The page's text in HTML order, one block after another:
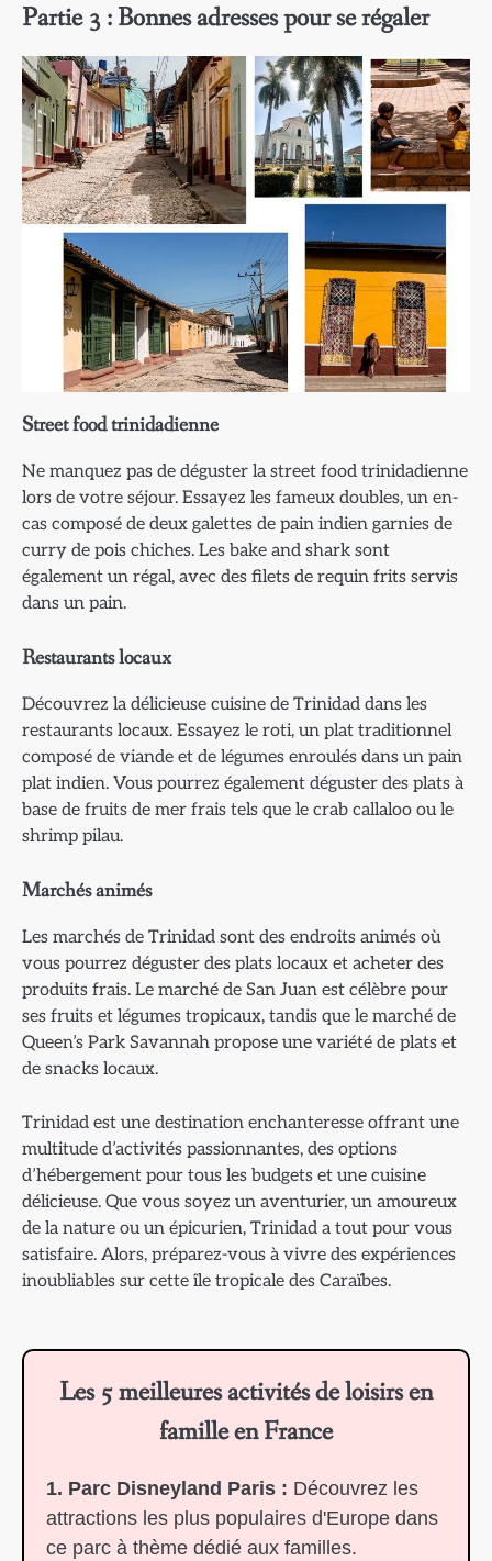
Partie 3 : Bonnes adresses pour se régaler
Street food trinidadienne
Ne manquez pas de déguster la street food trinidadienne
lors de votre séjour. Essayez les fameux doubles, un en-
cas composé de deux galettes de pain indien garnies de
curry de pois chiches. Les bake and shark sont
également un régal, avec des filets de requin frits servis
dans un pain.
Restaurants locaux
Découvrez la délicieuse cuisine de Trinidad dans les
restaurants locaux. Essayez le roti, un plat traditionnel
composé de viande et de légumes enroulés dans un pain
plat indien. Vous pourrez également déguster des plats à
base de fruits de mer frais tels que le crab callaloo ou le
shrimp pilau.
Marchés animés
Les marchés de Trinidad sont des endroits animés où
vous pourrez déguster des plats locaux et acheter des
produits frais. Le marché de San Juan est célèbre pour
ses fruits et légumes tropicaux, tandis que le marché de
Queen’s Park Savannah propose une variété de plats et
de snacks locaux.
Trinidad est une destination enchanteresse offrant une
multitude d’activités passionnantes, des options
d’hébergement pour tous les budgets et une cuisine
délicieuse. Que vous soyez un aventurier, un amoureux
de la nature ou un épicurien, Trinidad a tout pour vous
satisfaire. Alors, préparez-vous à vivre des expériences
inoubliables sur cette île tropicale des Caraïbes.
Les 5 meilleures activités de loisirs en
famille en France
1. Parc Disneyland Paris : Découvrez les
attractions les plus populaires d'Europe dans
ce parc à thème dédié aux familles.